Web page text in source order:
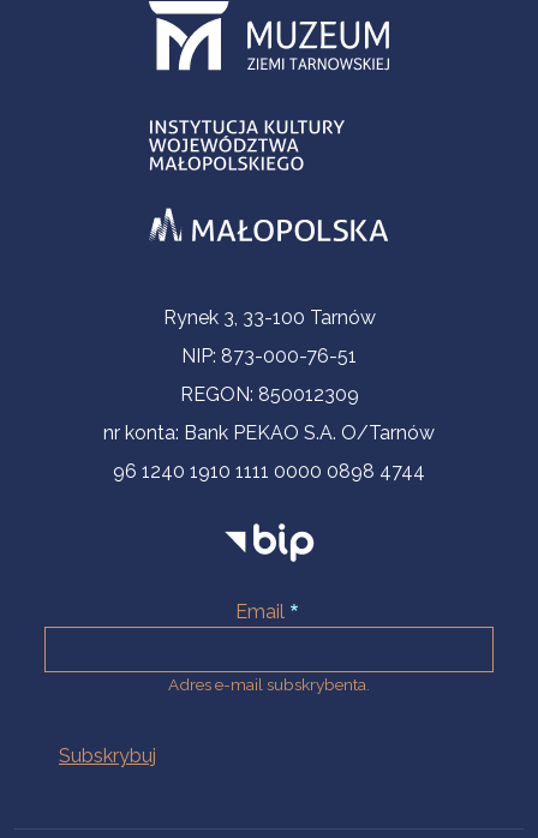
Informacje kontaktoweRynek 3, 33-100 Tarnów
NIP: 873-000-76-51
REGON: 850012309
nr konta: Bank PEKAO S.A. O/Tarnów
96 1240 1910 1111 0000 0898 4744
Email
Adres e-mail subskrybenta.